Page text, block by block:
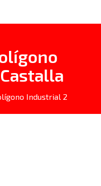
Industrial 2